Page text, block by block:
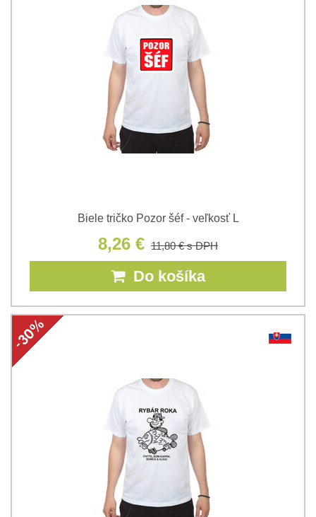
Biele tričko Pozor šéf - veľkosť L
8,26 € 11,80 €s DPH
Do košíka